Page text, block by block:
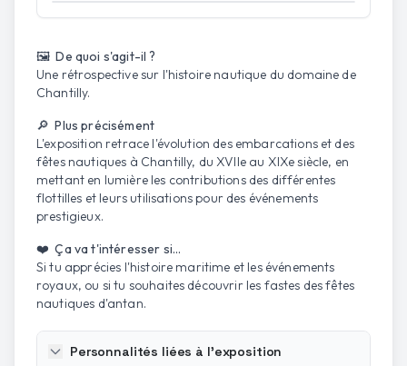
🖼️ De quoi s'agit-il ?
Une rétrospective sur l'histoire nautique du domaine de
Chantilly.
🔎 Plus précisément
L'exposition retrace l'évolution des embarcations et des
fêtes nautiques à Chantilly, du XVIIe au XIXe siècle, en
mettant en lumière les contributions des différentes
flottilles et leurs utilisations pour des événements
prestigieux.
❤️ Ça va t'intéresser si...
Si tu apprécies l'histoire maritime et les événements
royaux, ou si tu souhaites découvrir les fastes des fêtes
nautiques d'antan.
Personnalités liées à l'exposition